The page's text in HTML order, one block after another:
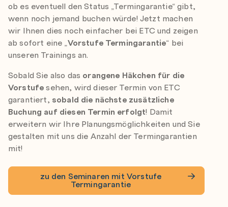
ob es eventuell den Status „Termingarantie“ gibt,
wenn noch jemand buchen würde! Jetzt machen
wir Ihnen dies noch einfacher bei ETC und zeigen
ab sofort eine „Vorstufe Termingarantie“ bei
unseren Trainings an.
Sobald Sie also das orangene Häkchen für die
Vorstufesehen, wird dieser Termin von ETC
garantiert, sobald die nächste zusätzliche
Buchung auf diesen Termin erfolgt! Damit
erweitern wir Ihre Planungsmöglichkeiten und Sie
gestalten mit uns die Anzahl der Termingarantien
mit!
zu den Seminaren mit Vorstufe
Termingarantie